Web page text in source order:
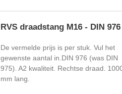
RVS draadstang M16 - DIN 976
De vermelde prijs is per stuk. Vul het
gewenste aantal in.DIN 976 (was DIN
975). A2 kwaliteit. Rechtse draad.
mm lang.